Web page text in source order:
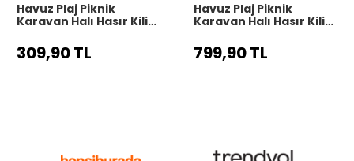
Havuz Plaj Piknik
Karavan Halı Hasır Kilim
Teras Bahçe Kamp
Halısı LACİVERT
309,90 TL
Havuz Plaj Piknik
Karavan Halı Hasır Kilim
Teras Bahçe Kamp
Halısı KİREMİT
799,90 TL